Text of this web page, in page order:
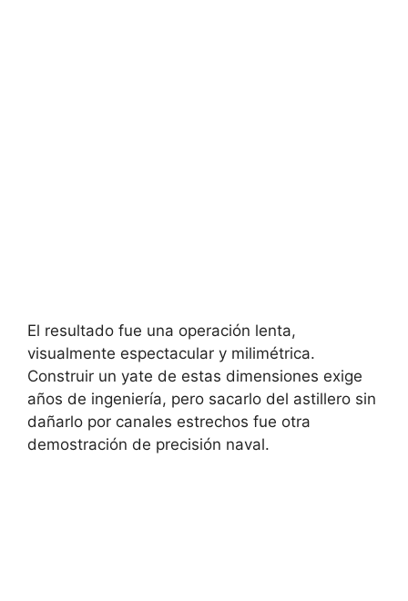
El resultado fue una operación lenta,
visualmente espectacular y milimétrica.
Construir un yate de estas dimensiones exige
años de ingeniería, pero sacarlo del astillero sin
dañarlo por canales estrechos fue otra
demostración de precisión naval.